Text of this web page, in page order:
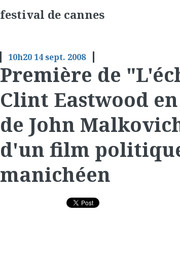
festival de cannes
10h20 14sept. 2008
Première de
Clint Eastwood
de John
d'un film
manichéen